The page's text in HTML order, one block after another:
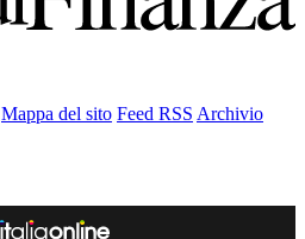
Mappa del sito Feed RSS Archivio